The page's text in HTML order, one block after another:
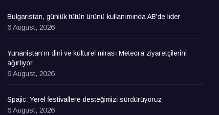
Bulgaristan, günlük tütün ürünü kullanımında AB’de lider
6 August, 2026
Yunanistan’ın dini ve kültürel mirası Meteora ziyaretçilerini
ağırlıyor
6 August, 2026
Spajic: Yerel festivallere desteğimizi sürdürüyoruz
6 August, 2026